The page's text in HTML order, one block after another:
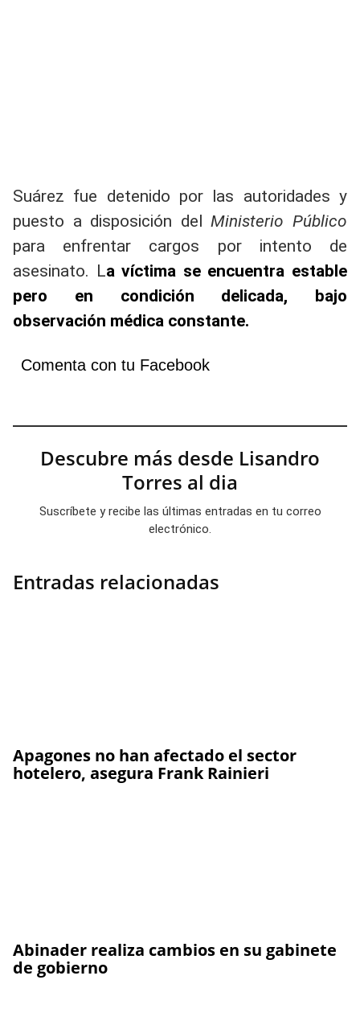
Suárez fue detenido por las autoridades y
puesto a disposición delMinisterio Público
para enfrentar cargos por intento de
asesinato. La víctima se encuentra estable
pero en condición delicada, bajo
observación médica constante.
Comenta con tu Facebook
Descubre más desde Lisandro
Torres al dia
Suscríbete y recibe las últimas entradas en tu correo
electrónico.
Entradas relacionadas
Apagones no han afectado el sector
hotelero, asegura Frank Rainieri
Abinader realiza cambios en su gabinete
de gobierno